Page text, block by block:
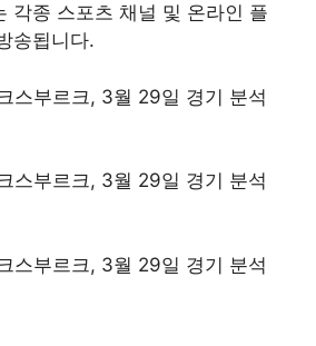
각종 스포츠 채널 및 온라인 플
송됩니다.
스부르크, 3월 29일 경기 분석
스부르크, 3월 29일 경기 분석
스부르크, 3월 29일 경기 분석